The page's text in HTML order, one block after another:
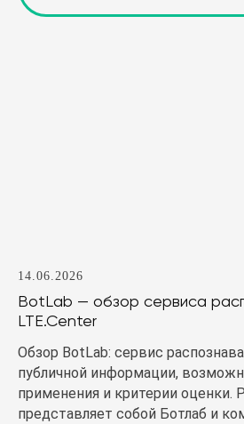
14.06.2026
BotLab — обзор сервиса
LTE.Center
Обзор BotLab: сервис
публичной информации,
применения и критерии оценки.
представляет собой Ботлаб и